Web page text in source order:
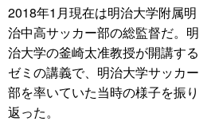
デザイン
動画
ハウツー
2018年1月現在は明治大学附属明
治中高サッカー部の総監督だ。明
治大学の釜崎太准教授が開講する
ゼミの講義で、明治大学サッカー
部を率いていた当時の様子を振り
返った。